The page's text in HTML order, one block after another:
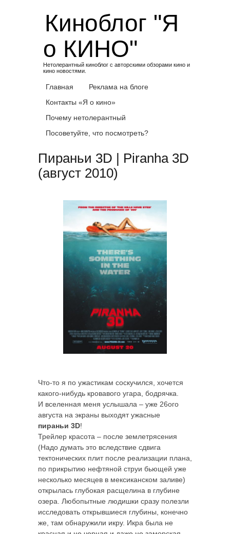
Киноблог "Я
о КИНО"
Нетолерантный киноблог с авторскими обзорами кино и
кино новостями.
Главная
Реклама на блоге
Контакты «Я о кино»
Почему нетолерантный
Посоветуйте, что посмотреть?
Пираньи 3D | Piranha 3D
(август 2010)
Что-то я по ужастикам соскучился, хочется
какого-нибудь кровавого угара, бодрячка.
И вселенная меня услышала – уже 26ого
августа на экраны выходят ужасные
пираньи 3D!
Трейлер красота – после землетрясения
(Надо думать это вследствие сдвига
тектонических плит после реализации плана,
по прикрытию нефтяной струи бьющей уже
несколько месяцев в мексиканском заливе)
открылась глубокая расщелина в глубине
озера. Любопытные людишки сразу полезли
исследовать открывшиеся глубины, конечно
же, там обнаружили икру. Икра была не